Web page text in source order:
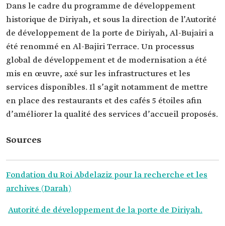
Dans le cadre du programme de développement
historique de Diriyah, et sous la direction de l’Autorité
de développement de la porte de Diriyah, Al-Bujairi a
été renommé en Al-Bajiri Terrace. Un processus
global de développement et de modernisation a été
mis en œuvre, axé sur les infrastructures et les
services disponibles. Il s’agit notamment de mettre
en place des restaurants et des cafés 5 étoiles afin
d’améliorer la qualité des services d’accueil proposés.
Sources
Fondation du Roi Abdelaziz pour la recherche et les
archives (Darah)
Autorité de développement de la porte de Diriyah.